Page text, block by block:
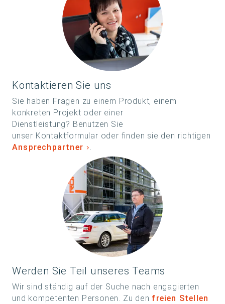
Kontaktieren Sie uns
Sie haben Fragen zu einem Produkt, einem
konkreten Projekt oder einer
Dienstleistung? Benutzen Sie
unser Kontaktformular oder finden sie den richtigen
Ansprechpartner
.
Werden Sie Teil unseres Teams
Wir sind ständig auf der Suche nach engagierten
und kompetenten Personen. Zu den freien Stellen